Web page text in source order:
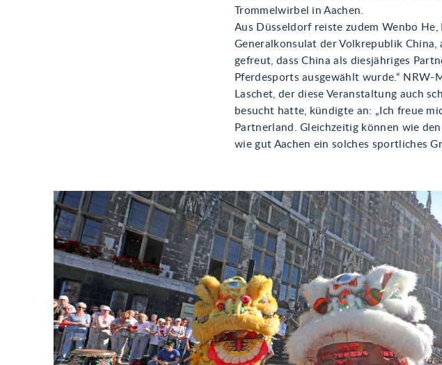
Trommelwirbel in Aachen.
Aus Düsseldorf reiste zudem Wenbo
Generalkonsulat der Volkrepublik China,
gefreut, dass China als diesjähriges
Pferdesports ausgewählt wurde.“
Laschet, der diese Veranstaltung auch
besucht hatte, kündigte an: „Ich freue
Partnerland. Gleichzeitig können wie den
wie gut Aachen ein solches sportliches